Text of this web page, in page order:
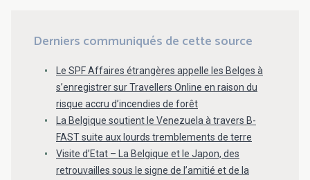
Derniers communiqués de cette source
Le SPF Affaires étrangères appelle les Belges à
s’enregistrer sur Travellers Online en raison du
risque accru d’incendies de forêt
La Belgique soutient le Venezuela à travers B-
FAST suite aux lourds tremblements de terre
Visite d’Etat – La Belgique et le Japon, des
retrouvailles sous le signe de l’amitié et de la